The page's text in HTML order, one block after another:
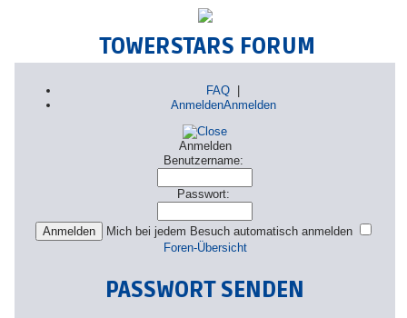
TOWERSTARS FORUM
FAQ |
AnmeldenAnmelden
Anmelden
Benutzername:
Passwort:
Mich bei jedem Besuch automatisch anmelden
Foren-Übersicht
PASSWORT SENDEN